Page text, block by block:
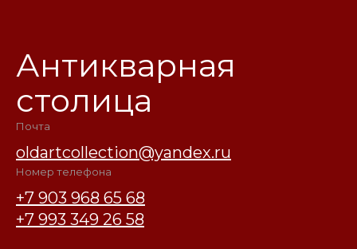
Антикварная
столица
Почта
oldartcollection@yandex.ru
Номер телефона
+7 903 968 65 68
+7 993 349 26 58